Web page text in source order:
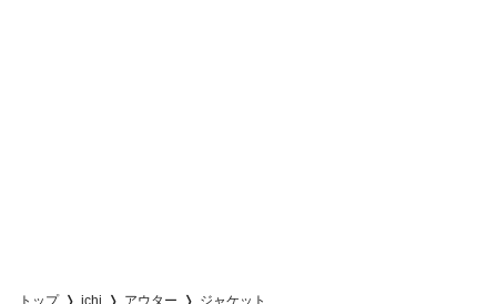
トップ ichi アウター ジャケット